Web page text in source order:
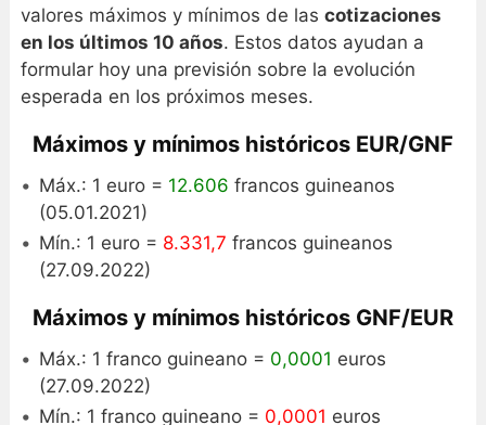
valores máximos y mínimos de las cotizaciones
en los últimos 10 años. Estos datos ayudan a
formular hoy una previsión sobre la evolución
esperada en los próximos meses.
Máximos y mínimos históricos EUR/GNF
Máx.: 1 euro = 12.606 francos guineanos
(05.01.2021)
Mín.: 1 euro = 8.331,7 francos guineanos
(27.09.2022)
Máximos y mínimos históricos GNF/EUR
Máx.: 1 franco guineano = 0,0001 euros
(27.09.2022)
Mín.: 1 franco guineano = 0,0001 euros